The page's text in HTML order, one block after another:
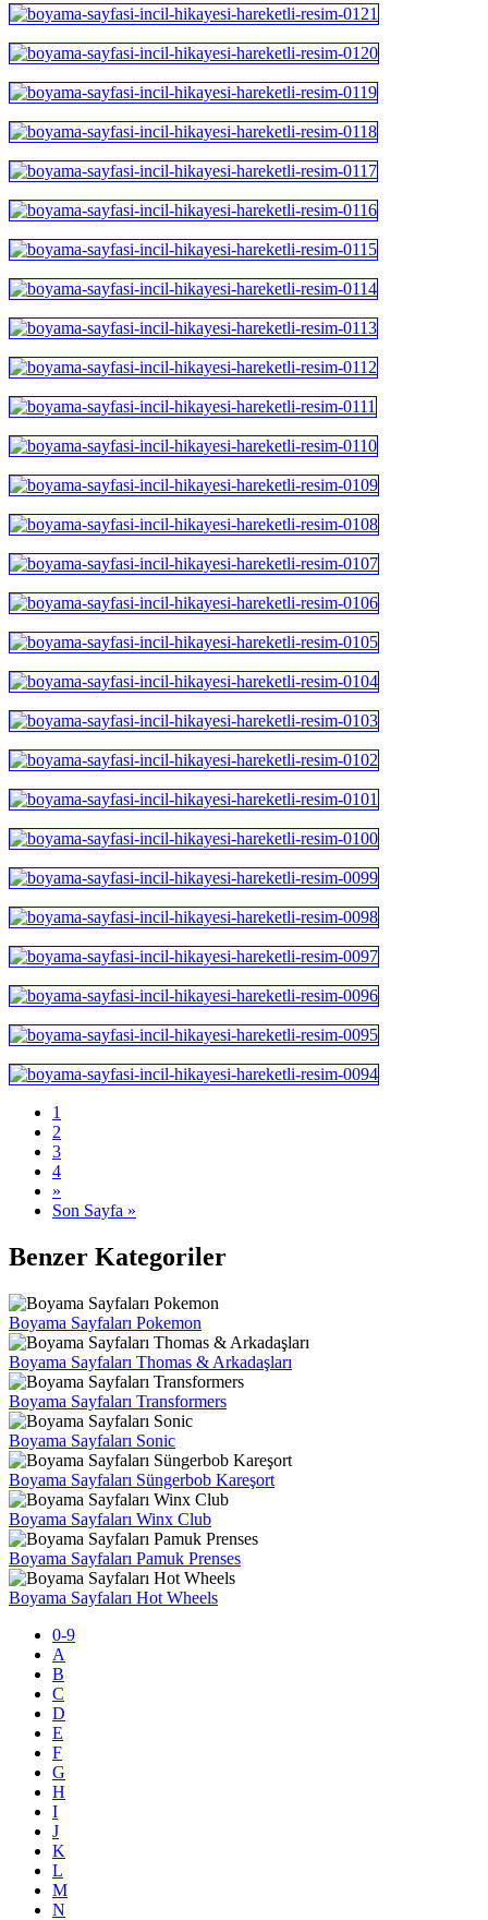
1
2
3
4
»
Son Sayfa »
Benzer Kategoriler
Boyama Sayfaları Pokemon
Boyama Sayfaları Thomas & Arkadaşları
Boyama Sayfaları Transformers
Boyama Sayfaları Sonic
Boyama Sayfaları Süngerbob Kareşort
Boyama Sayfaları Winx Club
Boyama Sayfaları Pamuk Prenses
Boyama Sayfaları Hot Wheels
0-9
A
B
C
D
E
F
G
H
I
J
K
L
M
N